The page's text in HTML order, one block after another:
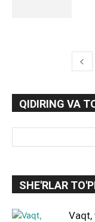
QIDIRING VA
SHE'RLAR
Vaqt,